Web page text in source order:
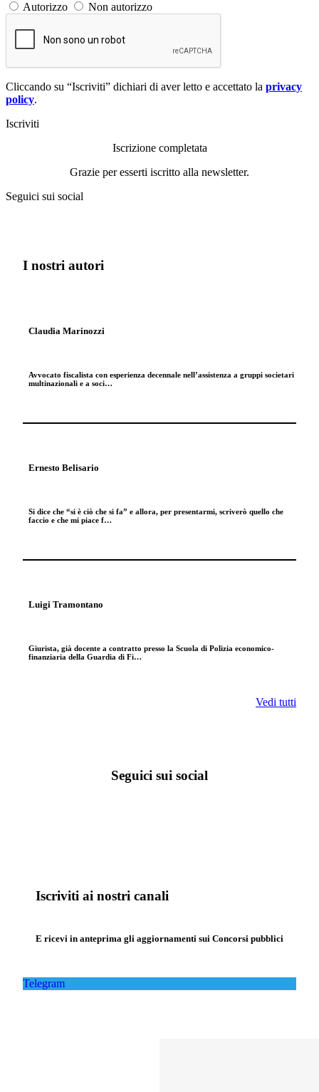
Autorizzo Non autorizzo
Cliccando su “Iscriviti” dichiari di aver letto e accettato la privacy
policy.
Iscriviti
Iscrizione completata
Grazie per esserti iscritto alla newsletter.
Seguici sui social
I nostri autori
Claudia Marinozzi
Avvocato fiscalista con esperienza decennale nell’assistenza a gruppi societari
multinazionali e a soci…
Ernesto Belisario
Si dice che “si è ciò che si fa” e allora, per presentarmi, scriverò quello che
faccio e che mi piace f…
Luigi Tramontano
Giurista, già docente a contratto presso la Scuola di Polizia economico-
finanziaria della Guardia di Fi…
Vedi tutti
Seguici sui social
Iscriviti ai nostri canali
E ricevi in anteprima gli aggiornamenti sui Concorsi pubblici
Telegram